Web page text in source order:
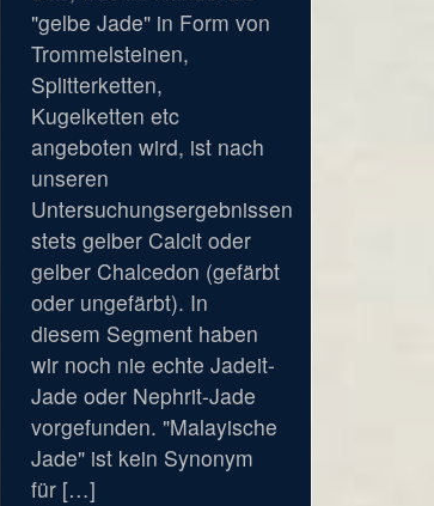
"gelbe Jade" in Form von
Trommelsteinen,
Splitterketten,
Kugelketten etc
angeboten wird, ist nach
unseren
Untersuchungsergebnissen
stets gelber Calcit oder
gelber Chalcedon (gefärbt
oder ungefärbt). In
diesem Segment haben
wir noch nie echte Jadeit-
Jade oder Nephrit-Jade
vorgefunden. "Malayische
Jade" ist kein Synonym
für […]